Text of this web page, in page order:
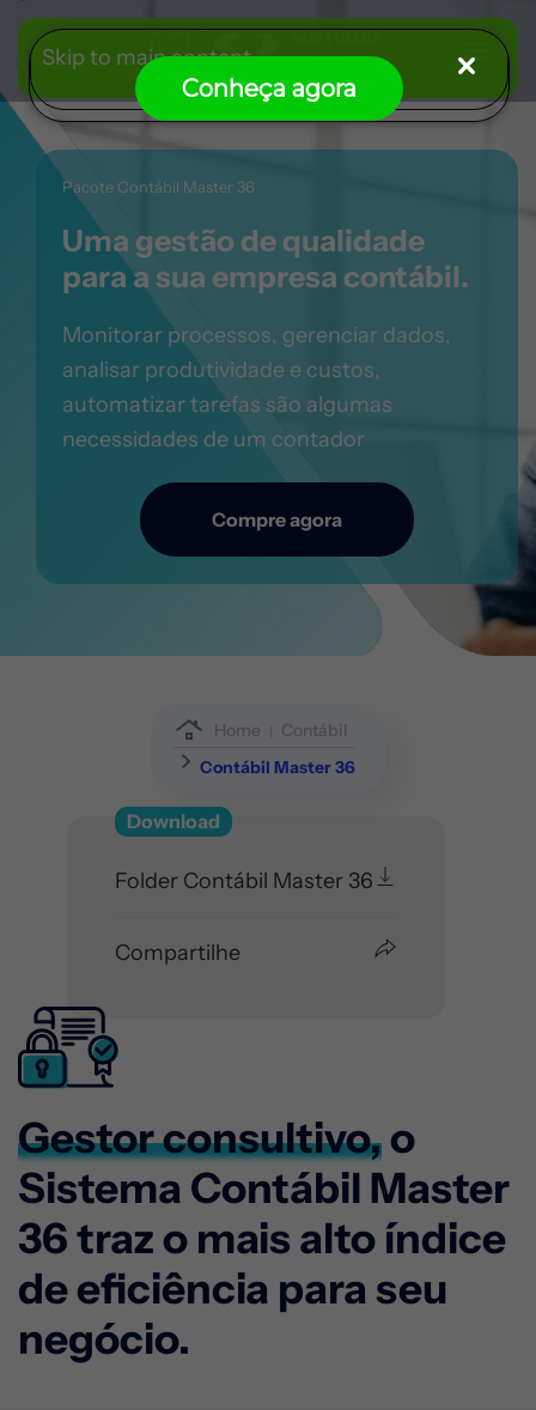
Conheça agora
Skip to main content
Pacote Contábil Master 36
Uma gestão de qualidade
para a sua empresa contábil.
Monitorar processos, gerenciar dados,
analisar produtividade e custos,
automatizar tarefas são algumas
necessidades de um contador
Compre agora
Home
Contábil
Contábil Master 36
Download
Folder Contábil Master 36
Compartilhe
Gestor consultivo,o
Sistema Contábil Master
36 traz o mais alto índice
de eficiência para seu
negócio.